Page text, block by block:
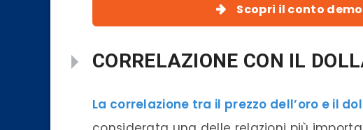
Scopri il conto
CORRELAZIONE CON IL
La correlazione tra il prezzo dell’oro e il